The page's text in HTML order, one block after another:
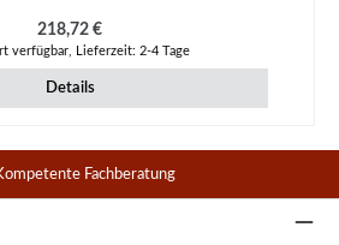
Regulärer Preis:
218,72 €
verfügbar, Lieferzeit: 2-4 Tage
Details
Fachberatung